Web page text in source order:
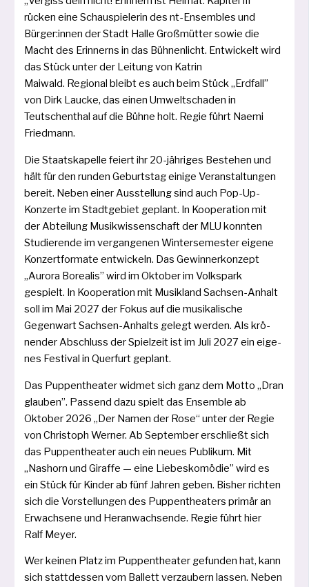
rücken eine Schauspielerin des nt-Ensembles und
Bürger:innen der Stadt Halle Großmütter sowie die
Macht des Erinnerns in das Bühnenlicht. Entwickelt wird
das Stück unter der Leitung von Katrin
Maiwald. Regional bleibt es auch beim Stück „Erdfall”
von Dirk Laucke, das einen Umweltschaden in
Teutschenthal auf die Bühne holt. Regie führt Naemi
Friedmann.
Die Staatskapelle fei­ert ihr 20-jäh­ri­ges Bestehen und
hält für den run­den Geburtstag eini­ge Veranstaltungen
bereit. Neben einer Ausstellung sind auch Pop-Up-
Konzerte im Stadtgebiet geplant. In Kooperation mit
der Abteilung Musikwissenschaft der MLU konn­ten
Studierende im ver­gan­ge­nen Wintersemester eige­ne
Konzertformate ent­wi­ckeln. Das Gewinnerkonzept
„Aurora Borealis” wird im Oktober im Volkspark
gespielt. In Kooperation mit Musikland Sachsen-Anhalt
soll im Mai 2027 der Fokus auf die musi­ka­li­sche
Gegenwart Sachsen-Anhalts gelegt wer­den. Als krö­
nen­der Abschluss der Spielzeit ist im Juli 2027 ein eige­
nes Festival in Querfurt geplant.
Das Puppentheater wid­met sich ganz dem Motto „Dran
glau­ben”. Passend dazu spielt das Ensemble ab
Oktober 2026 „Der Namen der Rose“ unter der Regie
von Christoph Werner. Ab September erschließt sich
das Puppentheater auch ein neu­es Publikum. Mit
„Nashorn und Giraffe — eine Liebeskomödie” wird es
ein Stück für Kinder ab fünf Jahren geben. Bisher rich­ten
sich die Vorstellungen des Puppentheaters pri­mär an
Erwachsene und Heranwachsende. Regie führt hier
Ralf Meyer.
Wer kei­nen Platz im Puppentheater gefun­den hat, kann
sich statt­des­sen vom Ballett ver­zau­bern las­sen. Neben